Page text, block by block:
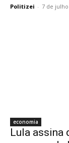
Politizei - 7 de julho
economia
Lula assina